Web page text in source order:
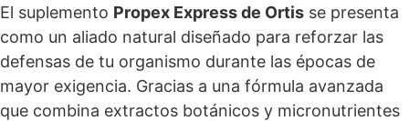
El suplemento Propex Express de Ortis se presenta
como un aliado natural diseñado para reforzar las
defensas de tu organismo durante las épocas de
mayor exigencia. Gracias a una fórmula avanzada
que combina extractos botánicos y micronutrientes